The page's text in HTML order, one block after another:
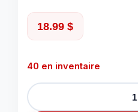
18.99 $
40 en inventaire
quantité
de